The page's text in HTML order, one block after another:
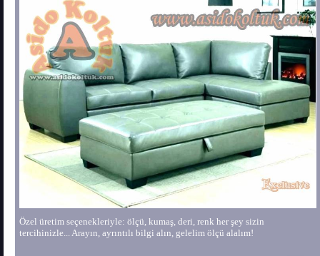
Özel üretim seçenekleriyle: ölçü, kumaş, deri, renk her şey sizin
tercihinizle... Arayın, ayrıntılı bilgi alın, gelelim ölçü alalım!